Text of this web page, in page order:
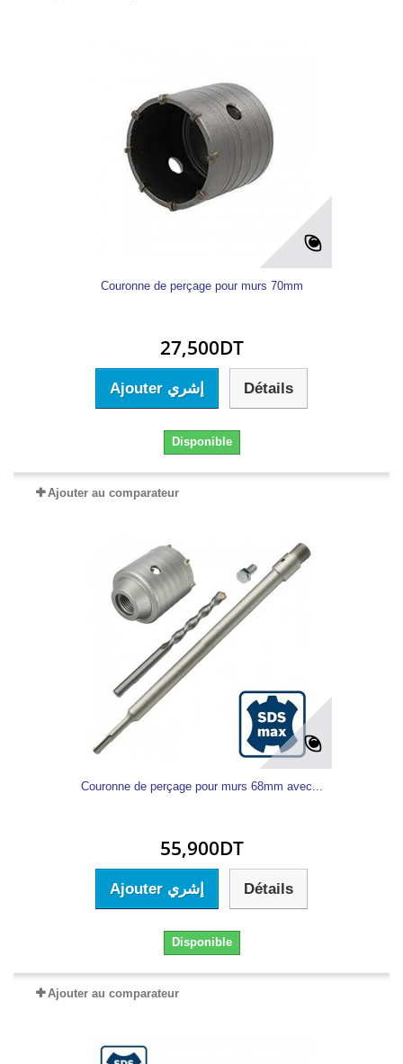
Couronne de perçage pour murs 70mm
27,500DT
Ajouter إشري Détails
Disponible
Ajouter au comparateur
Couronne de perçage pour murs 68mm avec...
55,900DT
Ajouter إشري Détails
Disponible
Ajouter au comparateur